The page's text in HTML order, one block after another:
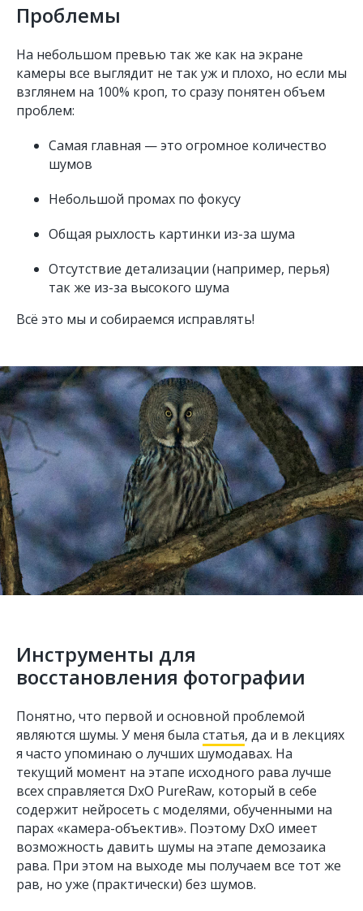
Проблемы
На небольшом превью так же как на экране
камеры все выглядит не так уж и плохо, но если мы
взглянем на 100% кроп, то сразу понятен объем
проблем:
Самая главная — это огромное количество
шумов
Небольшой промах по фокусу
Общая рыхлость картинки из-за шума
Отсутствие детализации (например, перья)
так же из-за высокого шума
Всё это мы и собираемся исправлять!
Инструменты для
восстановления фотографии
Понятно, что первой и основной проблемой
являются шумы. У меня была статья, да и в лекциях
я часто упоминаю о лучших шумодавах. На
текущий момент на этапе исходного рава лучше
всех справляется DxO PureRaw, который в себе
содержит нейросеть с моделями, обученными на
парах «камера-объектив». Поэтому DxO имеет
возможность давить шумы на этапе демозаика
рава. При этом на выходе мы получаем все тот же
рав, но уже (практически) без шумов.